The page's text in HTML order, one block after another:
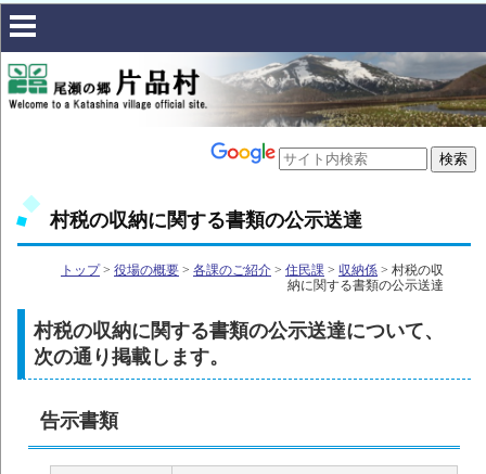
村税の収納に関する書類の公示送達
トップ> 役場の概要 > 各課のご紹介 > 住民課 > 収納係 > 村税の収
納に関する書類の公示送達
村税の収納に関する書類の公示送達について、
次の通り掲載します。
告示書類